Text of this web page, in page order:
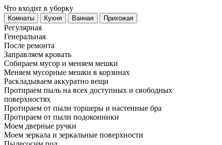
Что входит в уборку
Регу­лярная
Гене­ральная
После ремонта
Заправляем кровать
Собираем мусор и меняем мешки
Меняем мусорные мешки в корзинах
Раскладываем аккуратно вещи
Протираем пыль на всех доступных и свободных
поверхностях
Протираем от пыли торшеры и настенные бра
Протираем от пыли подоконники
Моем дверные ручки
Моем зеркала и зеркальные поверхности